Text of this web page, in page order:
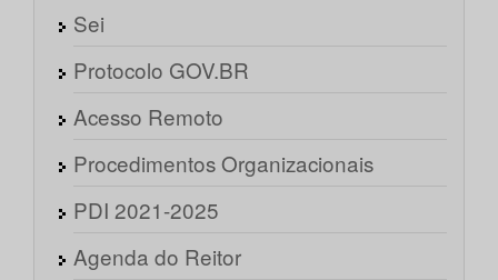
Sei
Protocolo GOV.BR
Acesso Remoto
Procedimentos Organizacionais
PDI 2021-2025
Agenda do Reitor